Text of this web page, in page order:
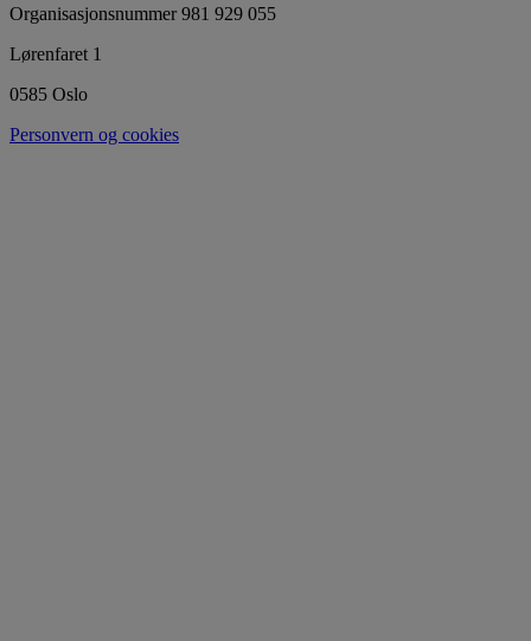
Organisasjonsnummer 981 929 055
Lørenfaret 1
0585 Oslo
Personvern og cookies